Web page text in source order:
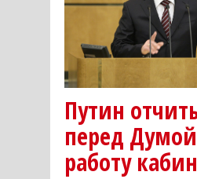
Путин
перед
работу